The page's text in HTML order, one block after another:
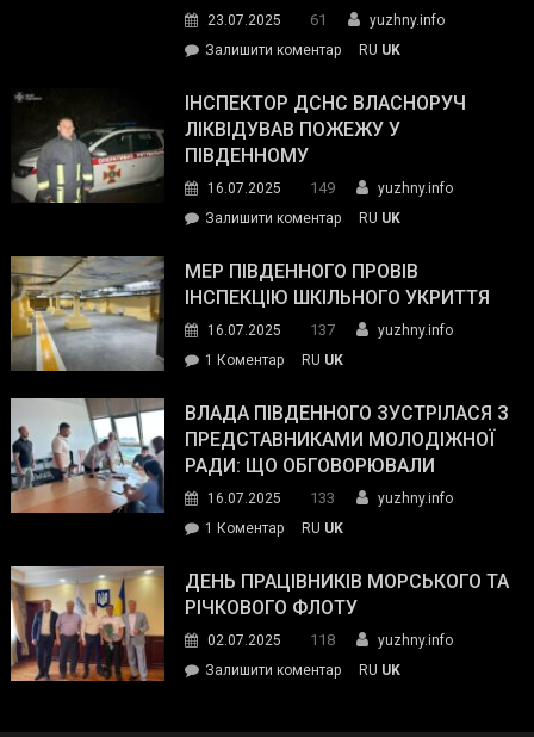
гуманітарну
допомогу
23.07.2025 61
yuzhny.info
Залишити коментарon
провів
нараду
силових
та
органів:
«Наш
спільний
окупанти.
Маємо
діяти
команда
RU UK
ІНСПЕКТОР ДСНС ВЛАСНОРУЧ
ЛІКВІДУВАВ ПОЖЕЖУ У
ПІВДЕННОМУ
16.07.2025 149
yuzhny.info
Залишити коментарon
ДСНС
власноруч
пожежу
у
RU UK
МЕР ПІВДЕННОГО ПРОВІВ
ІНСПЕКЦІЮ ШКІЛЬНОГО УКРИТТЯ
16.07.2025 137
yuzhny.info
1 Коментардо
Південного
провів
інспекцію
укриття
RU UK
ВЛАДА ПІВДЕННОГО ЗУСТРІЛАСЯ З
ПРЕДСТАВНИКАМИ МОЛОДІЖНОЇ
РАДИ: ЩО ОБГОВОРЮВАЛИ
16.07.2025 133
yuzhny.info
1 Коментардо
Південного
зустрілася
представниками
молодіжної
RU UK
ДЕНЬ ПРАЦІВНИКІВ МОРСЬКОГО ТА
РІЧКОВОГО ФЛОТУ
02.07.2025 118
yuzhny.info
Залишити коментарon
RU UK